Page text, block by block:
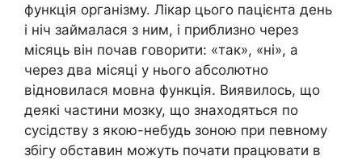
функція організму. Лікар цього пацієнта день
і ніч займалася з ним, і приблизно через
місяць він почав говорити: «так», «ні», а
через два місяці у нього абсолютно
відновилася мовна функція. Виявилось, що
деякі частини мозку, що знаходяться по
сусідству з якою-небудь зоною при певному
збігу обставин можуть почати працювати в